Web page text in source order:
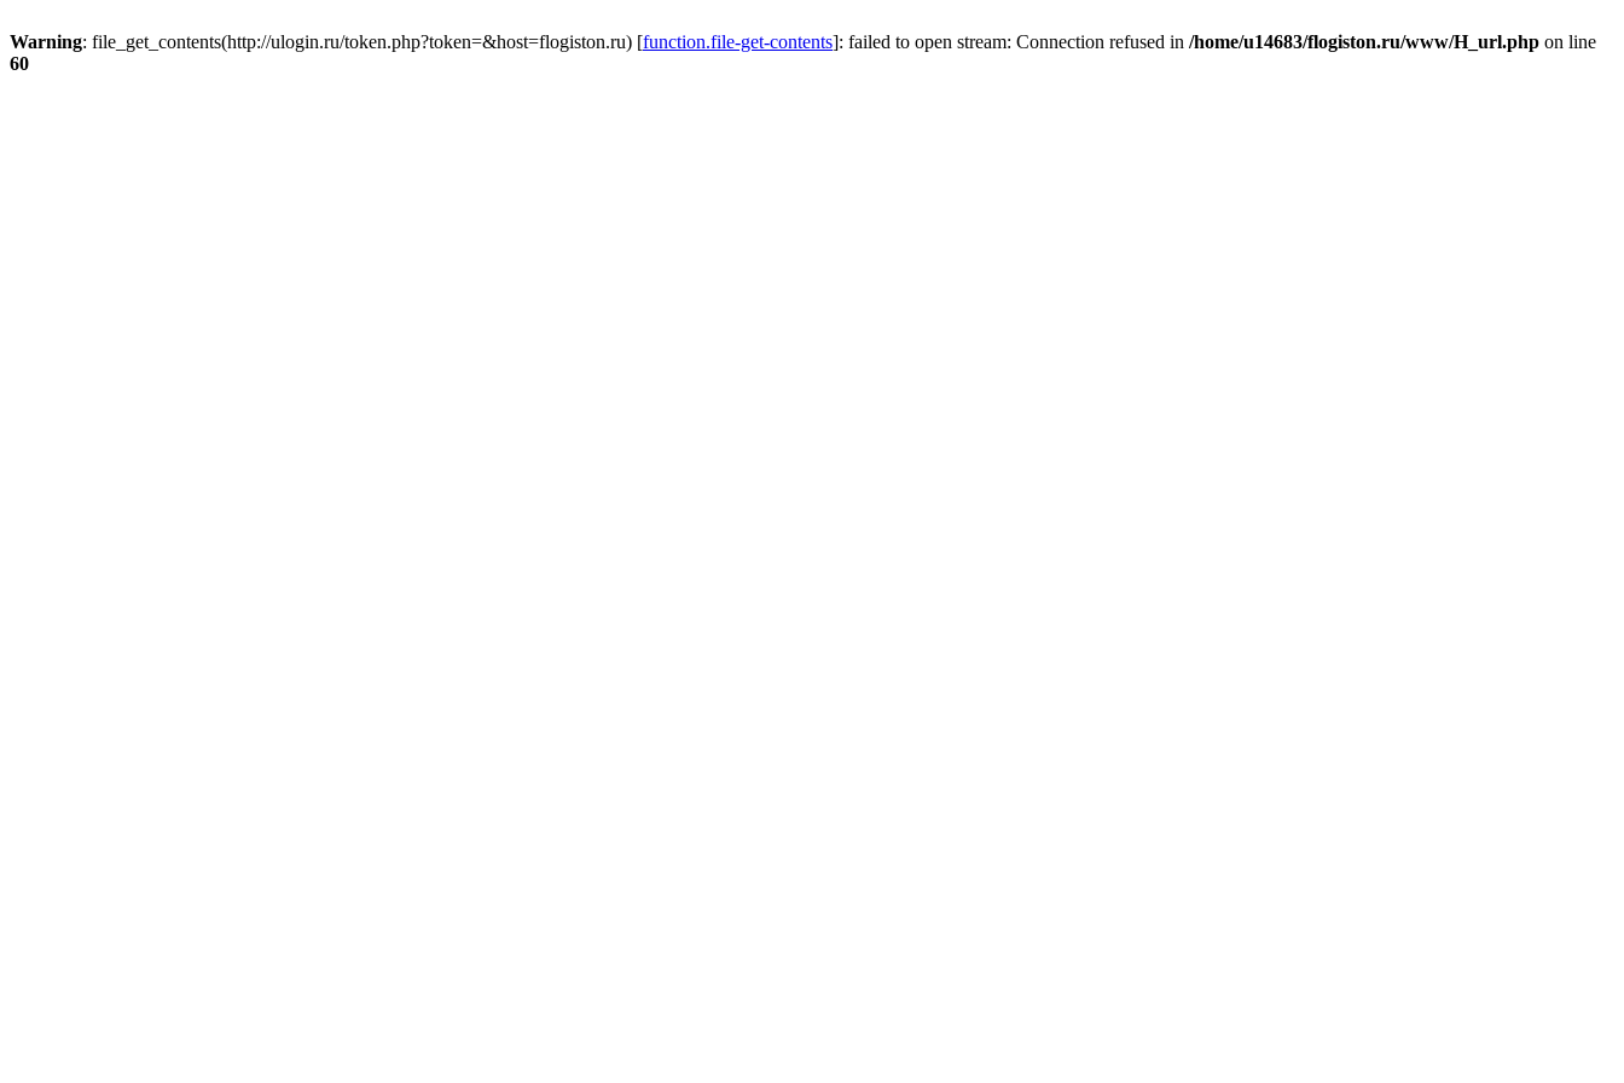
Warning: file_get_contents(http://ulogin.ru/token.php?token=&host=flogiston.ru) [function.file-get-contents]: failed to open stream: Connection refused in /home/u14683/flogiston.ru/www/H_url.php on line
60